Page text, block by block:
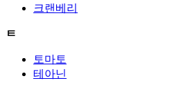
크랜베리
ㅌ
토마토
테아닌